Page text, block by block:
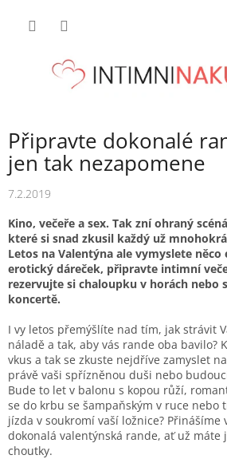
Připravte dokonalé
jen tak nezapomene
7.2.2019
Kino, večeře a sex. Tak zní ohraný
které si snad zkusil každý už
Letos na Valentýna ale vymyslete něco
erotický dáreček, připravte intimní
rezervujte si chaloupku v horách nebo
koncertě.
I vy letos přemýšlíte nad tím, jak strávit
náladě a tak, aby vás rande oba bavilo?
vkus a tak se zkuste nejdříve zamyslet
právě vaši spřízněnou duši nebo
Bude to let v balonu s kopou růží,
se do krbu se šampaňským v ruce nebo
jízda v soukromí vaší ložnice?
dokonalá valentýnská rande, ať už máte
choutky.